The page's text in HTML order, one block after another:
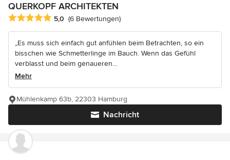
QUERKOPF ARCHITEKTEN
Durchschnittliche Bewertung: 5 von 5 Sternen
5,0 (6 Bewertungen)
„Es muss sich einfach gut anfühlen beim Betrachten, so ein
bisschen wie Schmetterlinge im Bauch. Wenn das Gefühl
verblasst und beim genaueren...
Mehr
Nachricht
Mühlenkamp 63b, 22303 Hamburg